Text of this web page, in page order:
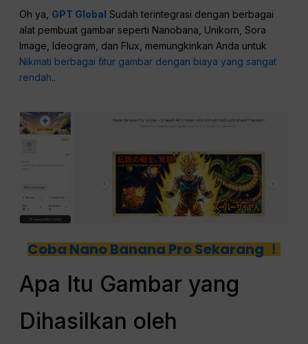
Oh ya, GPT Global Sudah terintegrasi dengan berbagai
alat pembuat gambar seperti Nanobana, Unikorn, Sora
Image, Ideogram, dan Flux, memungkinkan Anda untuk
Nikmati berbagai fitur gambar dengan biaya yang sangat
rendah..
Coba Nano Banana Pro Sekarang ！
Apa Itu Gambar yang
Dihasilkan oleh